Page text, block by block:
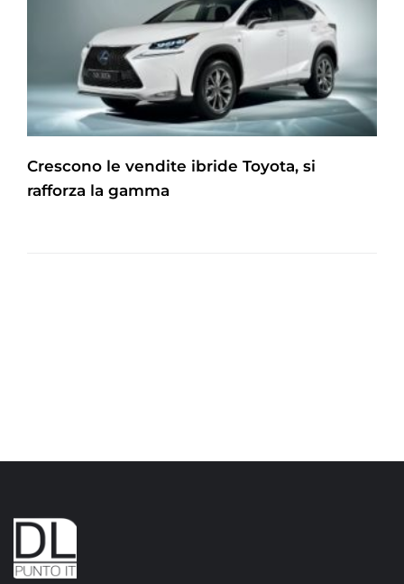
Crescono le vendite ibride Toyota, si
rafforza la gamma